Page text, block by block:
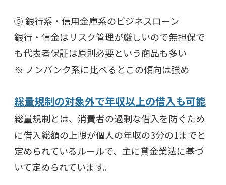
⑤ 銀行系・信用金庫系のビジネスローン
銀行・信金はリスク管理が厳しいので無担保で
も代表者保証は原則必要という商品も多い
※ ノンバンク系に比べるとこの傾向は強め
総量規制の対象外で年収以上の借入も可能
総量規制とは、消費者の過剰な借入を防ぐため
に借入総額の上限が個人の年収の3分の1までと
定められているルールで、主に貸金業法に基づ
いて定められています。